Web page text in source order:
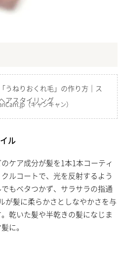
うねりおくれ毛」の作り方｜ス
アスタイリング
（キャンキャン）
ル
ケア成分が髪を1本1本コーティ
ルコートで、光を反射するよう
もベタつかず、サラサラの指通
が髪に柔らかさとしなやかさを与
乾いた髪や半乾きの髪になじま
に。